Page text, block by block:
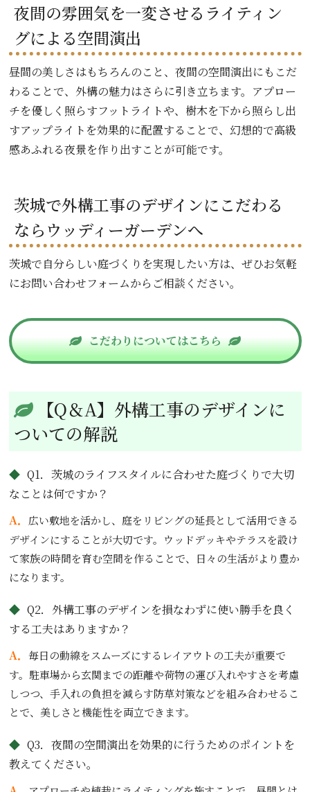
夜間の雰囲気を一変させるライティン
グによる空間演出
昼間の美しさはもちろんのこと、夜間の空間演出にもこだ
わることで、外構の魅力はさらに引き立ちます。アプロー
チを優しく照らすフットライトや、樹木を下から照らし出
すアップライトを効果的に配置することで、幻想的で高級
感あふれる夜景を作り出すことが可能です。
茨城で外構工事のデザインにこだわる
ならウッディーガーデンへ
茨城で自分らしい庭づくりを実現したい方は、ぜひお気軽
にお問い合わせフォームからご相談ください。
こだわりについてはこちら
【Q＆A】外構工事のデザインに
ついての解説
Q1．茨城のライフスタイルに合わせた庭づくりで大切
なことは何ですか？
A．
広い敷地を活かし、庭をリビングの延長として活用できる
デザインにすることが大切です。ウッドデッキやテラスを設け
て家族の時間を育む空間を作ることで、日々の生活がより豊か
になります。
Q2．外構工事のデザインを損なわずに使い勝手を良く
する工夫はありますか？
A． 毎日の動線をスムーズにするレイアウトの工夫が重要で
す。駐車場から玄関までの距離や荷物の運び入れやすさを考慮
しつつ、手入れの負担を減らす防草対策などを組み合わせるこ
とで、美しさと機能性を両立できます。
Q3．夜間の空間演出を効果的に行うためのポイントを
教えてください。